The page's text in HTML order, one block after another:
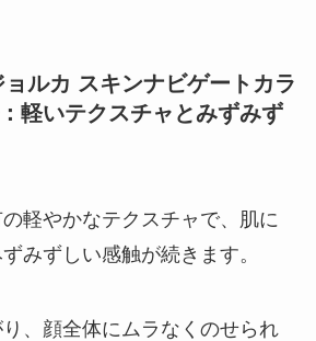
ルカ スキンナビゲートカラ
軽いテクスチャとみずみず
軽やかなテクスチャで、肌に
みずしい感触が続きます。
、顔全体にムラなくのせられ